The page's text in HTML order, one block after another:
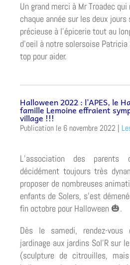
Un grand merci à Mr Troadec
chaque année sur les deux
précieuse à l’épicerie tout au
d’oeil à notre solersoise
top pour aider.
Halloween 2022 : l’APES, le
famille Lemoine effraient
village !!!
6 novembre 2022 |
L’association des parents
décidément toujours très
proposer de nombreuses
enfants de Solers, s’est
fin octobre pour Halloween 🎃.
Dès le samedi, rendez-
jardinage aux jardins Sol’R sur
(sculpture de citrouilles,